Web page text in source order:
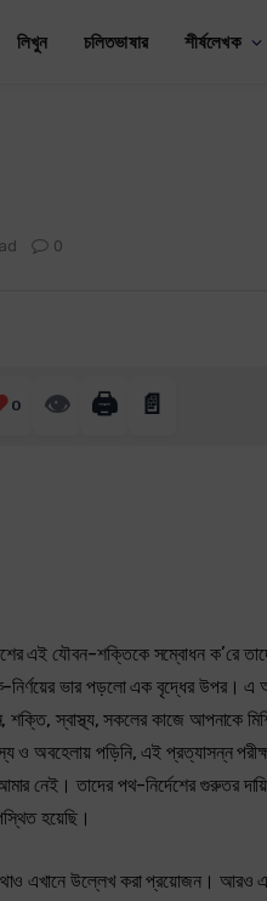
লিখুন চলিতভাষার শীর্ষলেখক
0
0 👁 🖨️ 📄
এই যৌবন-শক্তিকে সম্বোধন ক’রে
নির্ণয়ের ভার পড়লো এক বৃদ্ধের উপর।
স্বাস্থ্য, সকলের কাজে আপনাকে
ও অবহেলায় পড়িনি, এই প্রত্যাসন্ন
নেই। তাদের পথ-নির্দেশের গুরুতর
হয়েছি।
এখানে উল্লেখ করা প্রয়োজন। আরও